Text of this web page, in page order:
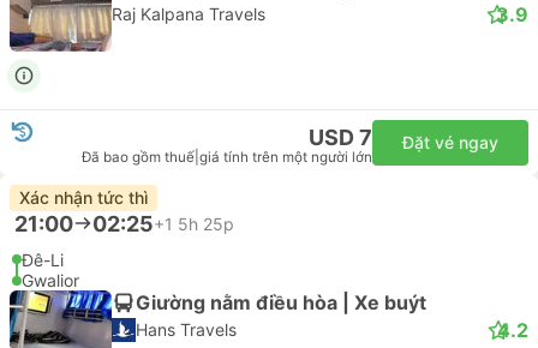
Raj Kalpana Travels 3.9
USD 7
Đã bao gồm thuế giá tính trên một người lớn
Đặt vé ngay
Xác nhận tức thì
21:00 02:25+1 5h 25p
Đê-Li
Gwalior
Giường nằm điều hòa | Xe buýt
Hans Travels 4.2